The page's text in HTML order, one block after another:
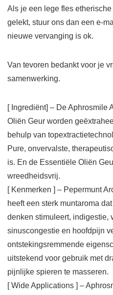
Als je een lege fles
gelekt, stuur ons dan een e-
nieuwe vervanging is ok.
Van tevoren bedankt voor je
samenwerking.
[ Ingrediënt] – De Aphrosmile
Oliën Geur worden
behulp van
Pure, onvervalste,
is. En de Essentiële Oliën
wreedheidsvrij.
[ Kenmerken ] – Pepermunt
heeft een sterk muntaroma
denken stimuleert, indigestie,
sinuscongestie en hoofdpijn
ontstekingsremmende
uitstekend voor gebruik met
pijnlijke spieren te masseren.
[ Wide Applications ] –